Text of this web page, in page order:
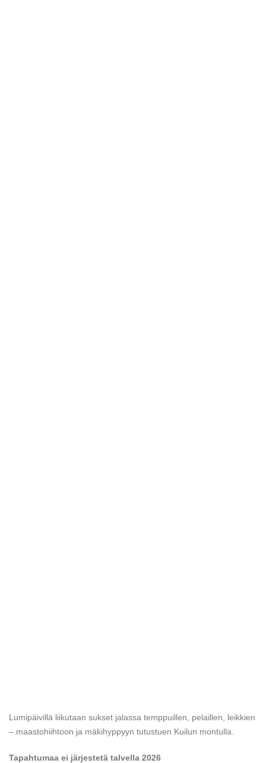
Lumipäivillä liikutaan sukset jalassa temppuillen, pelaillen, leikkien
– maastohiihtoon ja mäkihyppyyn tutustuen Kuilun montulla.
Tapahtumaa ei järjestetä talvella 2026